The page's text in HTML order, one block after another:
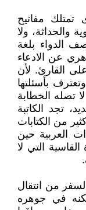
تمتلك مفاتيح
والحداثة، ولا
الدواء بلغة
عن الادعاء
القارئ. لأن
بأسئلتها
تصله الخطابة
تجد الكاتبة
من الكتابات
العربية حين
التي لا
من انتقال
في جوهره